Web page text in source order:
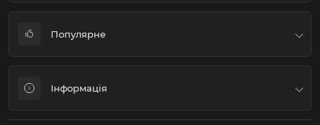
Популярне
Подарункові пакети-Переноски-Аквабокси
Інформація